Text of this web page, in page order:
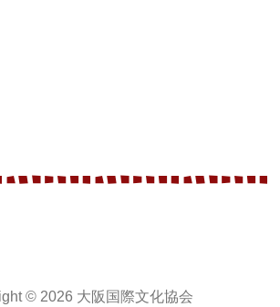
© 2026 大阪国際文化協会